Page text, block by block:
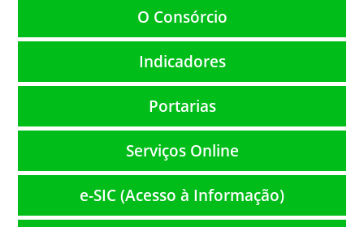
O Consórcio
Indicadores
Portarias
Serviços Online
e-SIC (Acesso à Informação)